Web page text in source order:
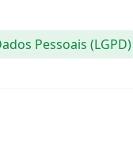
Pessoais (LGPD)